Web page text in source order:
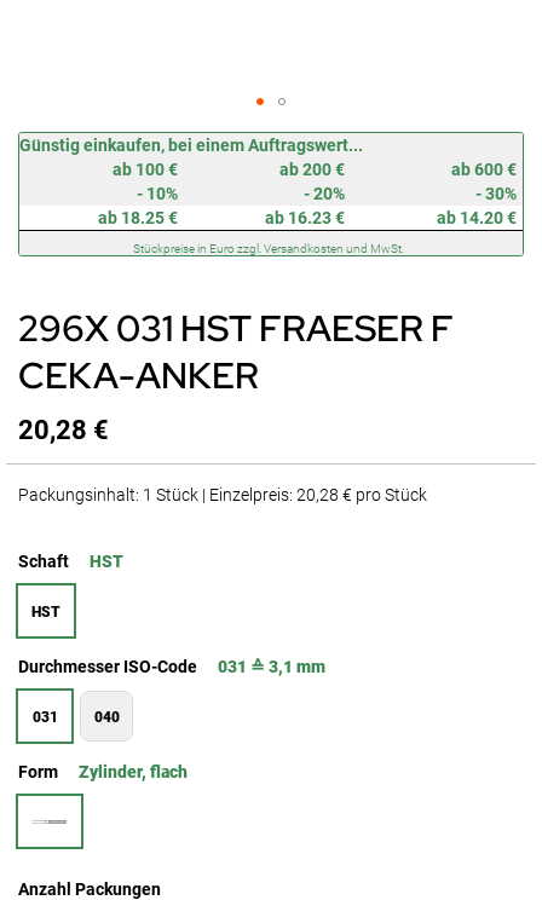
Günstig einkaufen, bei einem Auftragswert...
ab 100 €
ab 200 €
ab 600 €
- 10%
- 20%
- 30%
ab 18.25 €
ab 16.23 € ab 14.20 €
Stückpreise in Euro zzgl. Versandkosten und MwSt.
296X 031 HST FRAESER F
CEKA-ANKER
20,28 €
Packungsinhalt: 1 Stück | Einzelpreis: 20,28 € pro Stück
Schaft HST
HST
Durchmesser ISO-Code 031 ≙ 3,1 mm
031 040
Form Zylinder, flach
Anzahl Packungen
Zum
Anfang
springen